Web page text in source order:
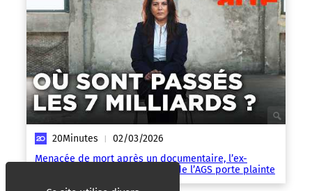
20Minutes | 02/03/2026
Menacée de mort après un documentaire, l’ex-
directrice et lanceuse d’alerte de l’AGS porte plainte